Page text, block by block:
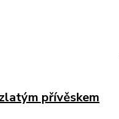
přívěskem